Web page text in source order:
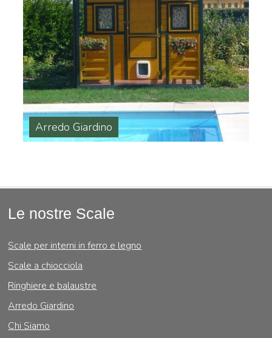
Arredo Giardino
Le nostre Scale
Scale per interni in ferro e legno
Scale a chiocciola
Ringhiere e balaustre
Arredo Giardino
Chi Siamo